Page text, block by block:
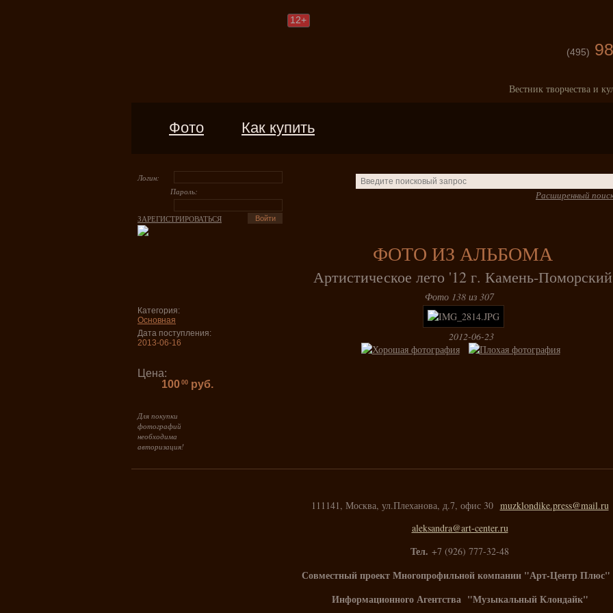
12+
(495)
Вестник творчества и
Фото Как купить
Логин:
Пароль:
ЗАРЕГИСТРИРОВАТЬСЯ
Расширенный
ФОТО ИЗ АЛЬБОМА
Артистическое лето '12 г. Камень-Поморский
Категория:
Основная
Дата поступления:
2013-06-16
Цена:
100 00 руб.
Для покупки
фотографий
необходима
авторизация!
Фото 138 из 307
2012-06-23
111141, Москва, ул.Плеханова, д.7, офис 30 muzklondike.press@mail.ru
aleksandra@art-center.ru
Тел. +7 (926) 777-32-48
Совместный проект Многопрофильной компании "Арт-Центр Плюс"
Информационного Агентства "Музыкальный Клондайк"